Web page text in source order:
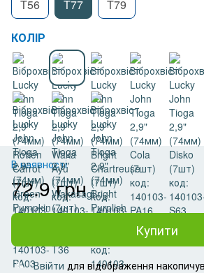
T56 T77 T79
КОЛІР
В наявності
72.9 грн
Купити
% Ввійти для відображення